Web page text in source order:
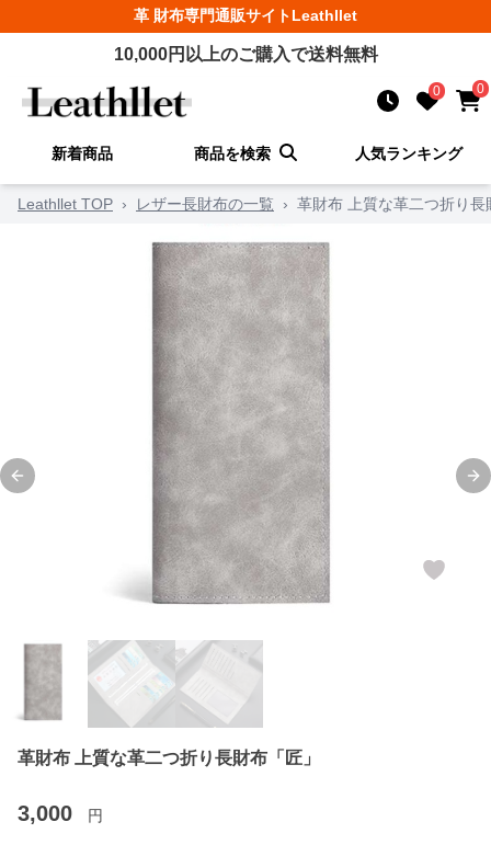
革 財布専門通販サイトLeathllet
10,000円以上のご購入で送料無料
0 0
新着商品 商品を検索 人気ランキング
Leathllet TOP › レザー長財布の一覧 › 革財布 上質な革二つ折り長
Previous slide
革財布 上質な革二つ折り長財布「匠」
3,000 円